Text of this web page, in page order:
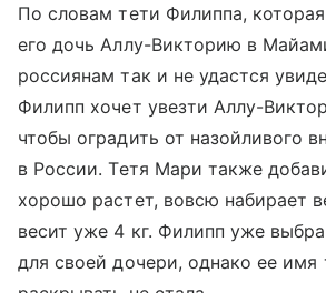
По словам тети Филиппа,
его дочь Аллу-Викторию в
россиянам так и не удастся
Филипп хочет увезти Аллу-
чтобы оградить от назойливого
в России. Тетя Мари также
хорошо растет, вовсю набирает
весит уже 4 кг. Филипп уже
для своей дочери, однако ее имя